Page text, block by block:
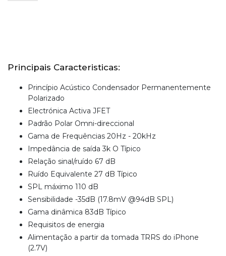
Principais Caracteristicas:
Princípio Acústico Condensador Permanentemente
Polarizado
Electrónica Activa JFET
Padrão Polar Omni-direccional
Gama de Frequências 20Hz - 20kHz
Impedância de saída 3k O Típico
Relação sinal/ruído 67 dB
Ruído Equivalente 27 dB Típico
SPL máximo 110 dB
Sensibilidade -35dB (17.8mV @94dB SPL)
Gama dinâmica 83dB Típico
Requisitos de energia
Alimentação a partir da tomada TRRS do iPhone
(2.7V)